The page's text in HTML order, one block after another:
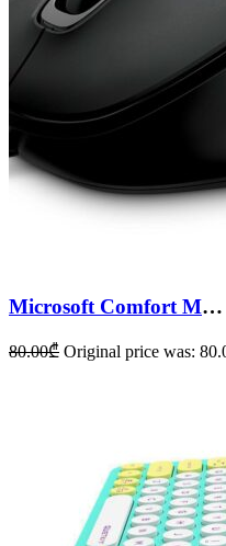
Microsoft Comfort Mouse 4500
80.00₾ Original price was: